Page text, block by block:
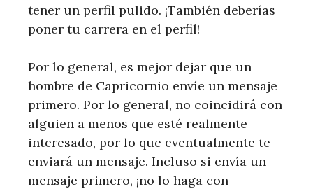
tener un perfil pulido. ¡También deberías
poner tu carrera en el perfil!
Por lo general, es mejor dejar que un
hombre de Capricornio envíe un mensaje
primero. Por lo general, no coincidirá con
alguien a menos que esté realmente
interesado, por lo que eventualmente te
enviará un mensaje. Incluso si envía un
mensaje primero, ¡no lo haga con